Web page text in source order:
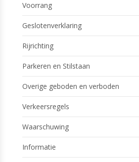
Voorrang
Geslotenverklaring
Rijrichting
Parkeren en Stilstaan
Overige geboden en verboden
Verkeersregels
Waarschuwing
Informatie